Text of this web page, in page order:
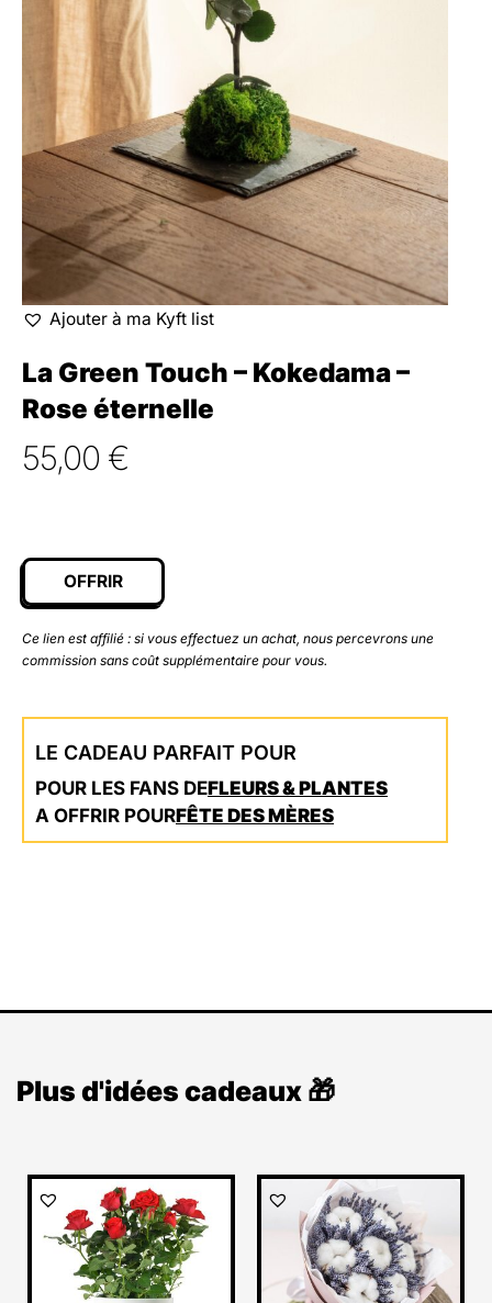
Ajouter à ma Kyft list
La Green Touch – Kokedama –
Rose éternelle
55,00 €
OFFRIR
Ce lien est affilié : si vous effectuez un achat, nous percevrons une
commission sans coût supplémentaire pour vous.
LE CADEAU PARFAIT POUR
POUR LES FANS DEFLEURS & PLANTES
A OFFRIR POURFÊTE DES MÈRES
Plus d'idées cadeaux 🎁